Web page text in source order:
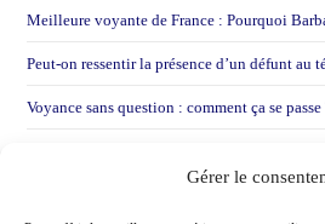
Gérer le
Meilleure voyante de France : Pourquoi
Peut-on ressentir la présence d’un défunt au
Voyance sans question : comment ça se passe